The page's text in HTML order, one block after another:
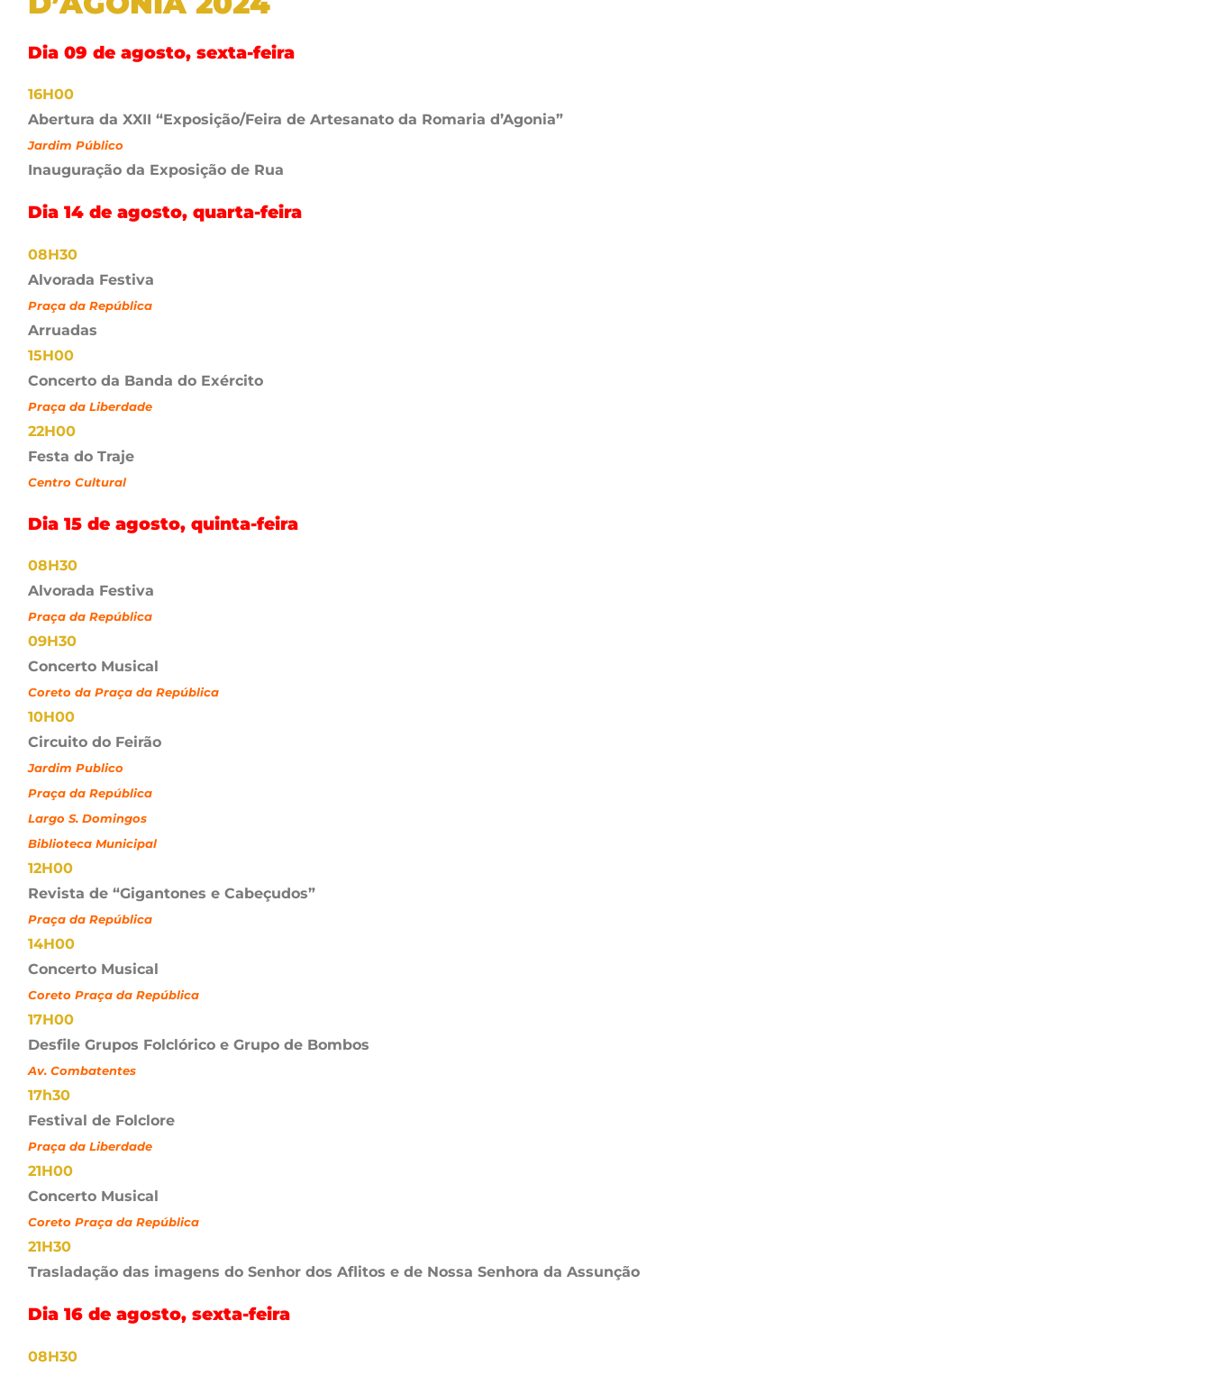
Dia 09 de agosto, sexta-feira
16H00
Abertura da XXII “Exposição/Feira de Artesanato da Romaria d’Agonia”
Jardim Público
Inauguração da Exposição de Rua
Dia 14 de agosto, quarta-feira
08H30
Alvorada Festiva
Praça da República
Arruadas
15H00
Concerto da Banda do Exército
Praça da Liberdade
22H00
Festa do Traje
Centro Cultural
Dia 15 de agosto, quinta-feira
08H30
Alvorada Festiva
Praça da República
09H30
Concerto Musical
Coreto da Praça da República
10H00
Circuito do Feirão
Jardim Publico
Praça da República
Largo S. Domingos
Biblioteca Municipal
12H00
Revista de “Gigantones e Cabeçudos”
Praça da República
14H00
Concerto Musical
Coreto Praça da República
17H00
Desfile Grupos Folclórico e Grupo de Bombos
Av. Combatentes
17h30
Festival de Folclore
Praça da Liberdade
21H00
Concerto Musical
Coreto Praça da República
21H30
Trasladação das imagens do Senhor dos Aflitos e de Nossa Senhora da Assunção
Dia 16 de agosto, sexta-feira
08H30